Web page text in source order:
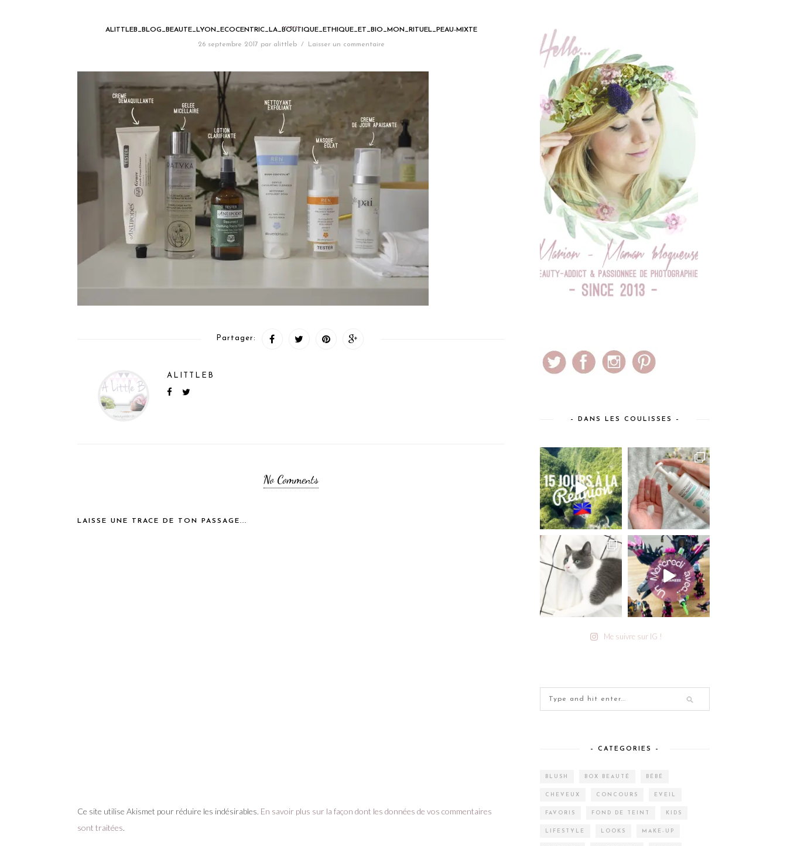
ALITTLEB_BLOG_BEAUTE_LYON_ECOCENTRIC_LA_BOUTIQUE_ETHIQUE_ET_BIO_MON_RITUEL_PEAU-MIXTE
26 septembre 2017 par alittleb / Laisser un commentaire
Partager:
ALITTLEB
No Comments
LAISSE UNE TRACE DE TON PASSAGE...
Ce site utilise Akismet pour réduire les indésirables. En savoir plus sur la façon dont les données de vos commentaires
sont traitées.
– DANS LES COULISSES –
Me suivre sur IG !
– CATEGORIES –
BLUSH BOX BEAUTÉ BÉBÉ
CHEVEUX CONCOURS EVEIL
FAVORIS FOND DE TEINT KIDS
LIFESTYLE LOOKS MAKE-UP